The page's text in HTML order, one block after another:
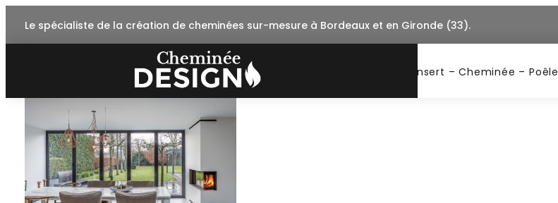
Le spécialiste de la création de cheminées sur-mesure à Bordeaux et en Gironde (33).
Insert – Cheminée – Poêle
lamaisondufeu3